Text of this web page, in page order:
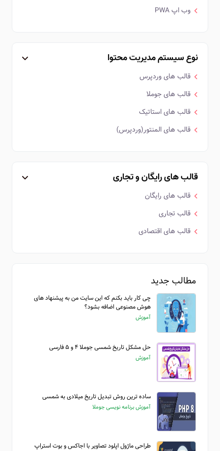
وب اپ PWA
نوع سیستم مدیریت محتوا
قالب های وردپرس
قالب های جوملا
قالب های استاتیک
قالب های المنتور(وردپرس)
قالب های رایگان و تجاری
قالب های رایگان
قالب تجاری
قالب های اقتصادی
مطالب جدید
چی کار باید بکنم که این سایت من به پیشنهاد های
هوش مصنوعی اضافه بشود؟
آموزش
حل مشکل تاریخ شمسی جوملا ۴ و ۵ فارسی
آموزش
ساده ترین روش تبدیل تاریخ میلادی به شمسی
آموزش برنامه نویسی جوملا
طراحی ماژول اپلود تصاویر با اجاکس و بوت استراپ